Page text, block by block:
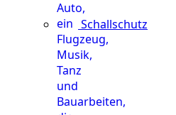
Schallschutz